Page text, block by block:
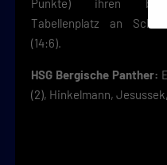
Punkte) ihren
Tabellenplatz an
(14:6).
HSG Bergische Panther:
(2), Hinkelmann,